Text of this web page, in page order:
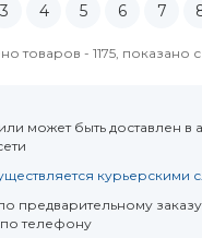
3 4 5 6 7
товаров - 1175, показано с
может быть доставлен в
курьерскими
предварительному
по телефону